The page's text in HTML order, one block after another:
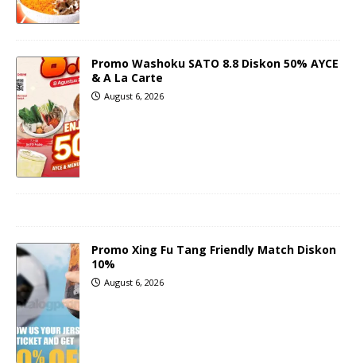
Promo Washoku SATO 8.8 Diskon 50% AYCE
& A La Carte
August 6, 2026
Promo Xing Fu Tang Friendly Match Diskon
10%
August 6, 2026